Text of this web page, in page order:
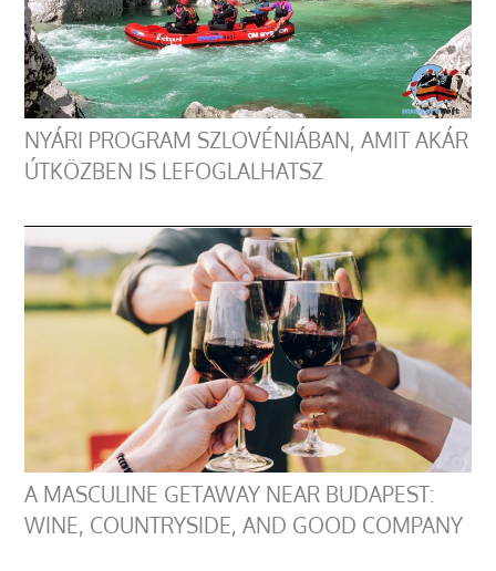
NYÁRI PROGRAM SZLOVÉNIÁBAN, AMIT AKÁR
ÚTKÖZBEN IS LEFOGLALHATSZ
A MASCULINE GETAWAY NEAR BUDAPEST:
WINE, COUNTRYSIDE, AND GOOD COMPANY